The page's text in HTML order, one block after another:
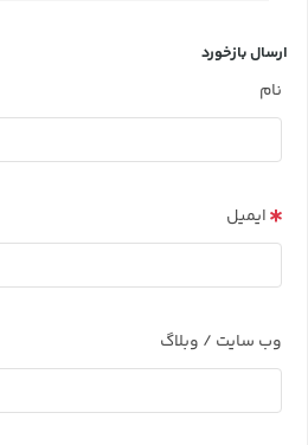
ارسال بازخورد
نام
ایمیل
وب سایت / وبلاگ